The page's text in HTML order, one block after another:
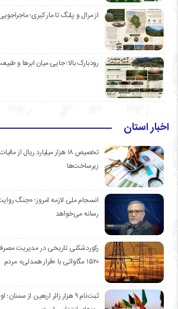
از مرال و پلنگ تا مار کبری؛
رودبارک بالا؛ جایی میان ابرها و
اخبار استان
تخصیص ۱۸ هزار میلیارد ریال از
زیرساخت‌ها
انسجام ملی لازمه امروز؛ «جنگ
رسانه می‌خواهد
رکوردشکنی تاریخی در مدیریت
۱۵۲۰ مگاواتی با «قرار همدلی» مردم
ثبت‌نام ۹ هزار زائر اربعین از